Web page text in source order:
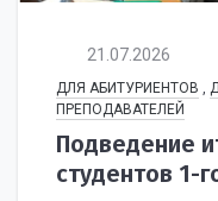
21.07.2026
ДЛЯ АБИТУРИЕНТОВ ,
ПРЕПОДАВАТЕЛЕЙ
Подведение
студентов 1-